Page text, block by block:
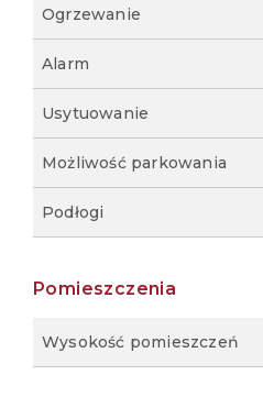
Ogrzewanie
Alarm
Usytuowanie
Możliwość parkowania
Podłogi
Pomieszczenia
Wysokość pomieszczeń